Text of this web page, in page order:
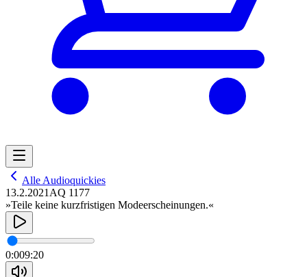
Alle Audioquickies
13.2.2021 AQ 1177
»Teile keine kurzfristigen Modeerscheinungen.«
0:009:20